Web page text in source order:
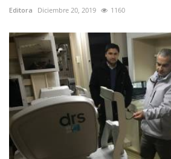
Editora Diciembre 20, 2019 1160